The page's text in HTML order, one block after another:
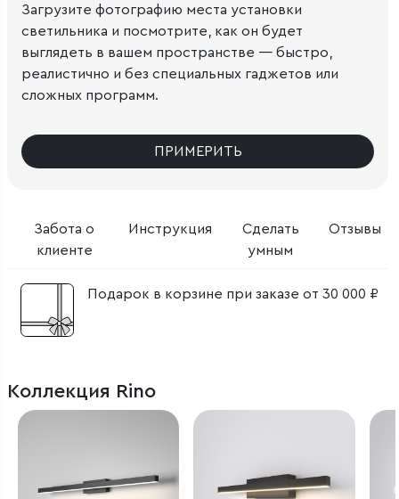
Забота о
клиенте
Инструкция
Сделать
умным
Отзывы
Подарок в корзине при заказе от 30 000 ₽
Загрузите фотографию места установки
светильника и посмотрите, как он будет
выглядеть в вашем пространстве — быстро,
реалистично и без специальных гаджетов или
сложных программ.
ПРИМЕРИТЬ
Коллекция Rino